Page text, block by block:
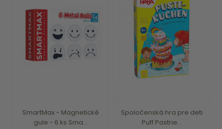
SmartMax - Magnetické
gule - 6 ks Sma...
Spoločenská hra pre deti
Puff Pastrie...